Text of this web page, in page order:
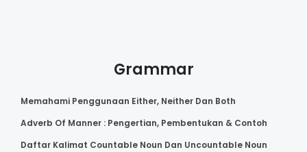
Grammar
Memahami Penggunaan Either, Neither Dan Both
Adverb Of Manner : Pengertian, Pembentukan & Contoh
Daftar Kalimat Countable Noun Dan Uncountable Noun